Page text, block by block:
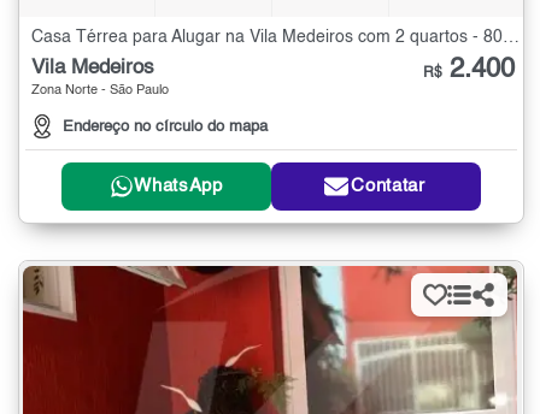
Casa Térrea para Alugar na Vila Medeiros com 2 quartos - 80 m²
Vila Medeiros
Zona Norte - São Paulo
Endereço no círculo do mapa
R$ 2.400
WhatsApp Contatar